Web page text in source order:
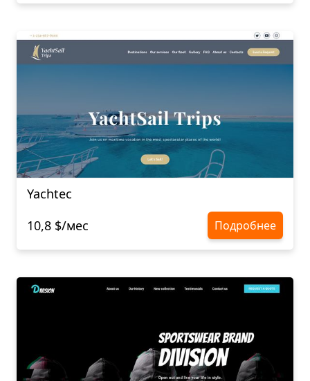
Yachtec
10,8 $/мес
Подробнее